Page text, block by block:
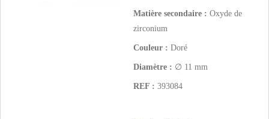
Matière secondaire : Oxyde de
zirconium
Couleur : Doré
Diamètre : ∅ 11 mm
REF : 393084